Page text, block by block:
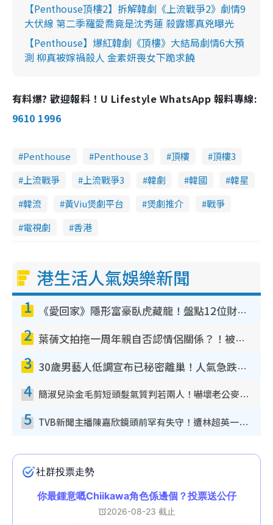
【Penthouse頂樓2】拆解韓劇《上流戰爭2》劇情9
大伏線 第二季羅愛喬竟是沈秀蓮 殺露娜真兇曝光
【Penthouse】爆紅韓劇《頂樓》大結局劇情6大預
測 柳真被嫁禍殺人 金素妍喪女下跪求饒
有料爆? 歡迎報料！U Lifestyle WhatsApp 報料專線:
9610 1996
Penthouse Penthouse 3 頂樓
頂樓3
上流戰爭
上流戰爭3 韓劇 韓國
韓星
韓流
黃Viu煲劇平台 煲劇推介
戰爭
電視劇
香港
港生活人氣娛樂新聞
1 《愛回家》隱形富豪臥虎藏龍！盤點12位財氣逼人的有錢藝人：呢位靚女3億身家唔憂做
2 葉蒨文拍拖一周年親自否認情侶關係？！被質疑感情造假竟稱GM「普通同事」
3 30歲男藝人低調宣布已秘密離巢！人氣急跌變失蹤人口︰「這幾年過得並不容易」
4 簡淑兒染金毛剪短頭髮氣質判若兩人！嚇壞老公麥大力都認唔出：「你做咩事？」
5 TVB新聞主播陳嘉欣鏡頭前罕有失守！遭林超英一句說話突襲嚇親當場大笑